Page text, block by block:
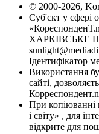
© 2000-2026,
Суб'єкт у сфері
ХАРКІВСЬКЕ
Ідентифікатор
Використання
сайті,
При копіюванні
і світу» , для
відкрите для